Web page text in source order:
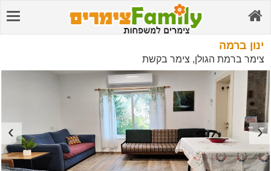
ינון ברמה
צימר ברמת הגולן, צימר בקשת